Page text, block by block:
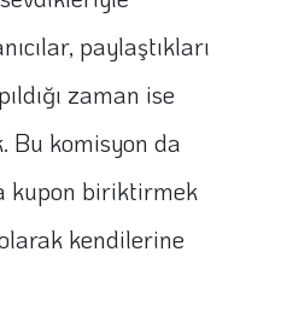
paylaştıkları
zaman ise
Bu komisyon da
kupon biriktirmek
kendilerine